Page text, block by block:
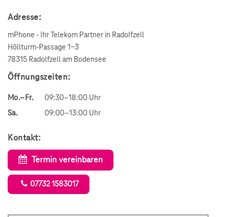
Adresse:
mPhone - Ihr Telekom Partner in Radolfzell
Höllturm-Passage 1-3
78315 Radolfzell am Bodensee
Öffnungszeiten:
Mo.–Fr.
09:30–18:00 Uhr
Sa.
09:00–13:00 Uhr
Kontakt:
Termin vereinbaren
07732 1583017